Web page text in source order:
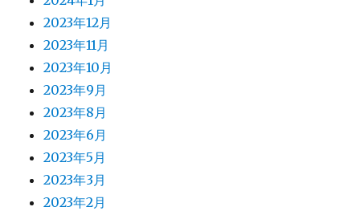
2023年12月
2023年11月
2023年10月
2023年9月
2023年8月
2023年6月
2023年5月
2023年3月
2023年2月